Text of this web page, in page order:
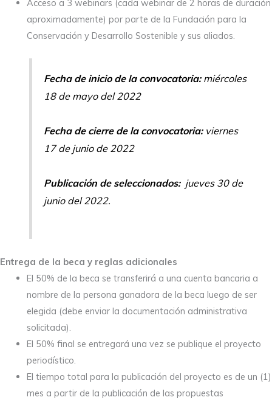
Acceso a 3 webinars (cada webinar de 2 horas de duración
aproximadamente) por parte de la Fundación para la
Conservación y Desarrollo Sostenible y sus aliados.
Fecha de inicio de la convocatoria:miércoles
18 de mayo del 2022
Fecha de cierre de la convocatoria:viernes
17 de junio de 2022
Publicación de seleccionados: jueves 30 de
junio del 2022.
Entrega de la beca y reglas adicionales
El 50% de la beca se transferirá a una cuenta bancaria a
nombre de la persona ganadora de la beca luego de ser
elegida (debe enviar la documentación administrativa
solicitada).
El 50% final se entregará una vez se publique el proyecto
periodístico.
El tiempo total para la publicación del proyecto es de un (1)
mes a partir de la publicación de las propuestas